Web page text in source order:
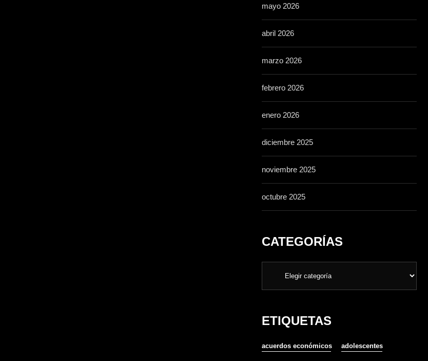
mayo 2026
abril 2026
marzo 2026
febrero 2026
enero 2026
diciembre 2025
noviembre 2025
octubre 2025
CATEGORÍAS
ETIQUETAS
acuerdos económicos adolescentes